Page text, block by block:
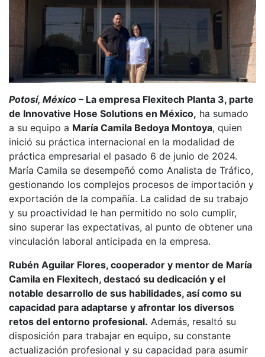
Potosí, México – La empresa Flexitech Planta 3, parte
de Innovative Hose Solutions en México, ha sumado
a su equipo a María Camila Bedoya Montoya, quien
inició su práctica internacional en la modalidad de
práctica empresarial el pasado 6 de junio de 2024.
María Camila se desempeñó como Analista de Tráfico,
gestionando los complejos procesos de importación y
exportación de la compañía. La calidad de su trabajo
y su proactividad le han permitido no solo cumplir,
sino superar las expectativas, al punto de obtener una
vinculación laboral anticipada en la empresa.
Rubén Aguilar Flores, cooperador y mentor de María
Camila en Flexitech, destacó su dedicación y el
notable desarrollo de sus habilidades, así como su
capacidad para adaptarse y afrontar los diversos
retos del entorno profesional. Además, resaltó su
disposición para trabajar en equipo, su constante
actualización profesional y su capacidad para asumir